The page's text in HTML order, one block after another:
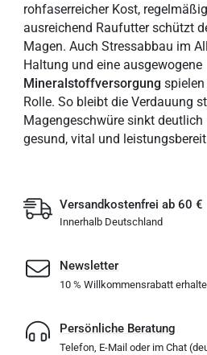
rohfaserreicher Kost,
ausreichend Raufutter schützt
Magen. Auch Stressabbau im
Haltung und eine ausgewogene
Mineralstoffversorgung
Rolle. So bleibt die Verdauung
Magengeschwüre sinkt
gesund, vital und
Versandkostenfrei ab 60 €
Innerhalb Deutschland
Newsletter
10 % Willkommensrabatt
Persönliche Beratung
Telefon, E-Mail oder im Chat